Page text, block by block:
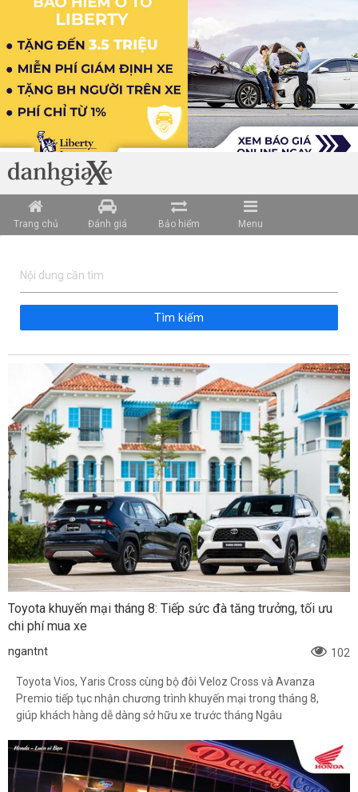
Trang chủ Đánh giá Bảo hiểm Menu
Tìm kiếm
Toyota khuyến mại tháng 8: Tiếp sức đà tăng trưởng, tối ưu
chi phí mua xe
ngantnt 102
Toyota Vios, Yaris Cross cùng bộ đôi Veloz Cross và Avanza
Premio tiếp tục nhận chương trình khuyến mại trong tháng 8,
giúp khách hàng dễ dàng sở hữu xe trước tháng Ngâu